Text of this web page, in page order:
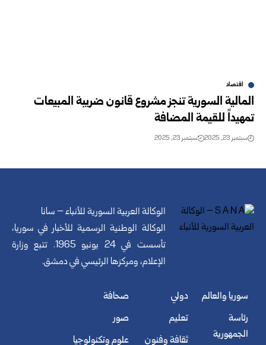
اقتصاد
المالية السورية تنجز مشروع قانون ضريبة المبيعات
تمهيداً للقيمة المضافة
سبتمبر 23, 2025 سبتمبر 23, 2025
الوكالة العربية السورية للأنباء – سانا
الوكالة الوطنية الرسمية للأخبار في سوريا،
تأسست في 24 يونيو 1965. تتبع وزارة
الإعلام، ومركزها الرئيسي في دمشق.
سوريا والعالم
رئاسة
الجمهورية
دولي
تعليم
ثقافة وفنون
صحافة
صور
علوم وتكنولوجيا